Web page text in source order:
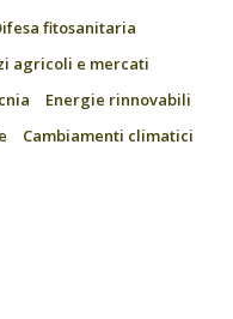
fitosanitaria
agricoli e mercati
Energie rinnovabili
Cambiamenti climatici